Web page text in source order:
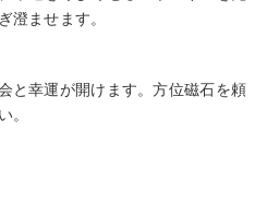
澄ませます。
と幸運が開けます。方位磁石を頼
。